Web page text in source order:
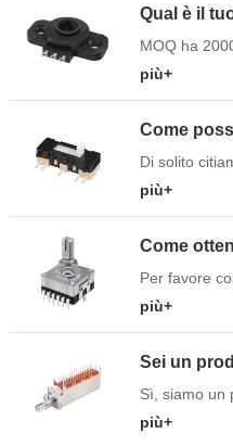
Qual è il
MOQ ha
più+
Come
Di solito
(tranne il fine
urgenti per
più+
Come
schede
Per favore
elettronica:
più+
Sei un
Sì, siamo un
esperienza
più+